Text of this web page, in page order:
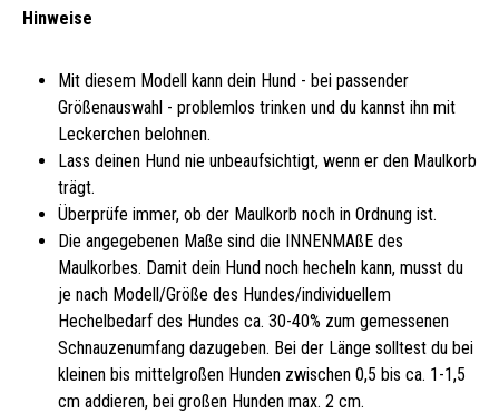
Hinweise
Mit diesem Modell kann dein Hund - bei passender
Größenauswahl - problemlos trinken und du kannst ihn mit
Leckerchen belohnen.
Lass deinen Hund nie unbeaufsichtigt, wenn er den Maulkorb
trägt.
Überprüfe immer, ob der Maulkorb noch in Ordnung ist.
Die angegebenen Maße sind die INNENMAßE des
Maulkorbes. Damit dein Hund noch hecheln kann, musst du
je nach Modell/Größe des Hundes/individuellem
Hechelbedarf des Hundes ca. 30-40% zum gemessenen
Schnauzenumfang dazugeben. Bei der Länge solltest du bei
kleinen bis mittelgroßen Hunden zwischen 0,5 bis ca. 1-1,5
cm addieren, bei großen Hunden max. 2 cm.